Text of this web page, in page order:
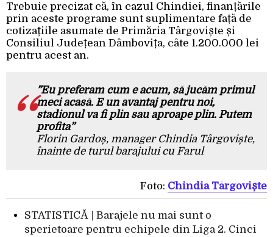
Trebuie precizat că, în cazul Chindiei, finanțările
prin aceste programe sunt suplimentare față de
cotizațiile asumate de Primăria Târgoviște și
Consiliul Județean Dâmbovița, câte 1.200.000 lei
pentru acest an.
”Eu preferam cum e acum, să jucăm primul
meci acasă. E un avantaj pentru noi,
stadionul va fi plin sau aproape plin. Putem
profita”
Florin Gardoș, manager Chindia Târgoviște,
înainte de turul barajului cu Farul
Foto: Chindia Târgoviște
STATISTICĂ | Barajele nu mai sunt o
sperietoare pentru echipele din Liga 2. Cinci